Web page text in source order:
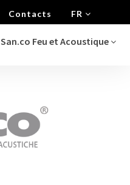
Contacts FR
San.co Feu et Acoustique